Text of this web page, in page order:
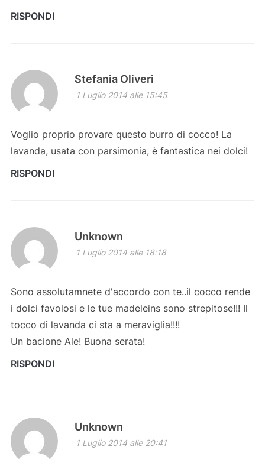
RISPONDI
Stefania Oliveri
1 Luglio 2014 alle 15:45
Voglio proprio provare questo burro di cocco! La
lavanda, usata con parsimonia, è fantastica nei dolci!
RISPONDI
Unknown
1 Luglio 2014 alle 18:18
Sono assolutamnete d'accordo con te..il cocco rende
i dolci favolosi e le tue madeleins sono strepitose!!! Il
tocco di lavanda ci sta a meraviglia!!!!
Un bacione Ale! Buona serata!
RISPONDI
Unknown
1 Luglio 2014 alle 20:41